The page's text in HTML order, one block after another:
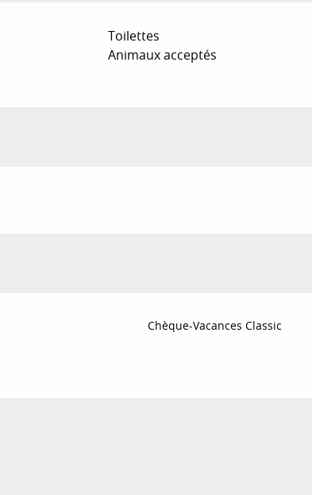
Toilettes
Animaux acceptés
Chèque-Vacances Classic